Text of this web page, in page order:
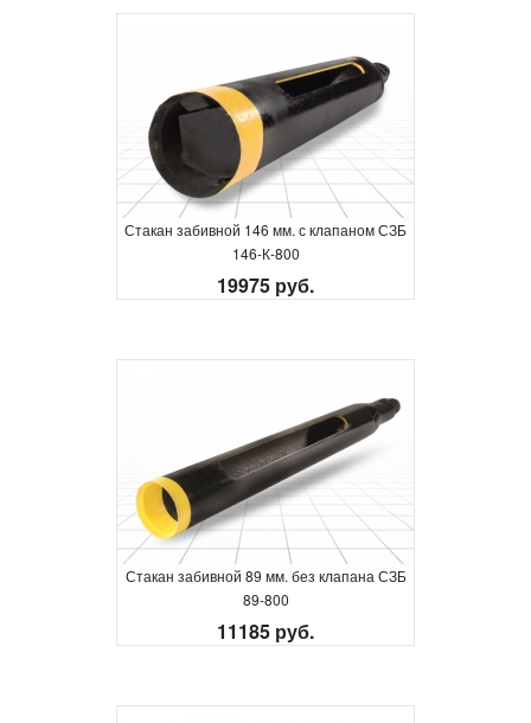
Стакан забивной 146 мм. с клапаном СЗБ
146-К-800
19975 руб.
Стакан забивной 89 мм. без клапана СЗБ
89-800
11185 руб.